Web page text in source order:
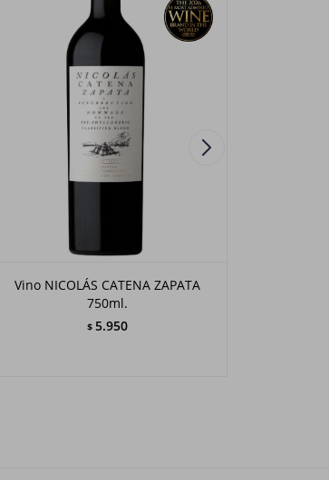
Vino NICOLÁS CATENA ZAPATA
750ml.
$ 5.950